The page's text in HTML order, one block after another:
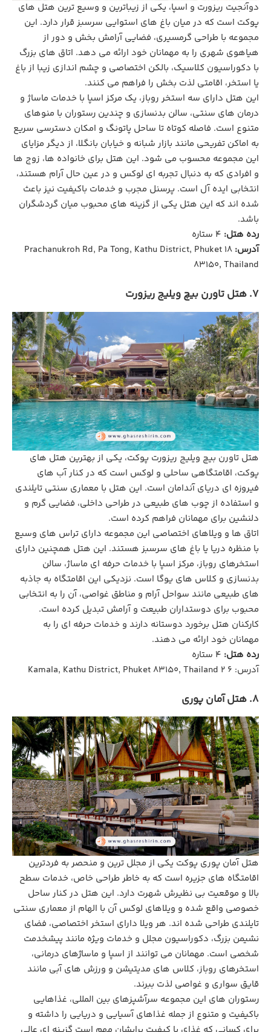
دوآنجیت ریزورت و اسپا، یکی از زیباترین و وسیع‌ ترین هتل ‌های
پوکت است که در میان باغ‌ های استوایی سرسبز قرار دارد. این
مجموعه با طراحی گرمسیری، فضایی آرامش ‌بخش و دور از
هیاهوی شهری را به مهمانان خود ارائه می ‌دهد. اتاق‌ های بزرگ
با دکوراسیون کلاسیک، بالکن اختصاصی و چشم ‌اندازی زیبا از باغ
یا استخر، اقامتی لذت ‌بخش را فراهم می ‌کنند.
این هتل دارای سه استخر روباز، یک مرکز اسپا با خدمات ماساژ و
درمان ‌های سنتی، سالن بدنسازی و چندین رستوران با منوهای
متنوع است. فاصله کوتاه تا ساحل پاتونگ و امکان دسترسی سریع
به اماکن تفریحی مانند بازار شبانه و خیابان بانگلا، از دیگر مزایای
این مجموعه محسوب می‌ شود. این هتل برای خانواده‌ ها، زوج ‌ها
و افرادی که به دنبال تجربه ‌ای لوکس و در عین حال آرام هستند،
انتخابی ایده‌ آل است. پرسنل مجرب و خدمات باکیفیت نیز باعث
شده ‌اند که این هتل یکی از گزینه‌ های محبوب میان گردشگران
باشد.
رده هتل:
آدرس:
18 Prachanukroh Rd, Pa Tong, Kathu District, Phuket
83150, Thailand
7. هتل تاورن بیچ ویلیج ریزورت
هتل تاورن بیچ ویلیج ریزورت پوکت، یکی از بهترین هتل های
پوکت، اقامتگاهی ساحلی و لوکس است که در کنار آب‌ های
فیروزه‌ ای دریای آندامان است. این هتل با معماری سنتی تایلندی
و استفاده از چوب‌ های طبیعی در طراحی داخلی، فضایی گرم و
دلنشین برای مهمانان فراهم کرده است.
اتاق‌ ها و ویلاهای اختصاصی این مجموعه دارای تراس ‌های وسیع
با منظره دریا یا باغ ‌های سرسبز هستند. این هتل همچنین دارای
استخرهای روباز، مرکز اسپا با خدمات حرفه ‌ای ماساژ، سالن
بدنسازی و کلاس‌ های یوگا است. نزدیکی این اقامتگاه به جاذبه
‌های طبیعی مانند سواحل آرام و مناطق غواصی، آن را به انتخابی
محبوب برای دوستداران طبیعت و آرامش تبدیل کرده است.
کارکنان هتل برخورد دوستانه دارند و خدمات حرفه ای را به
مهمانان خود ارائه می دهند.
رده هتل:
آدرس: 6 2 Kamala, Kathu District, Phuket 83150, Thailand
8. هتل آمان پوری
هتل آمان پوری پوکت یکی از مجلل ‌ترین و منحصر به ‌فردترین
اقامتگاه ‌های جزیره است که به‌ خاطر طراحی خاص، خدمات سطح
بالا و موقعیت بی ‌نظیرش شهرت دارد. این هتل در کنار ساحل
خصوصی واقع شده و ویلاهای لوکس آن با الهام از معماری سنتی
تایلندی طراحی شده‌ اند. هر ویلا دارای استخر اختصاصی، فضای
نشیمن بزرگ، دکوراسیون مجلل و خدمات ویژه مانند پیشخدمت
شخصی است. مهمانان می ‌توانند از اسپا و ماساژهای درمانی،
استخرهای روباز، کلاس‌ های مدیتیشن و ورزش ‌های آبی مانند
قایق‌ سواری و غواصی لذت ببرند.
رستوران‌ های این مجموعه سرآشپزهای بین ‌المللی، غذاهایی
باکیفیت و متنوع از جمله غذاهای آسیایی و دریایی را داشته و